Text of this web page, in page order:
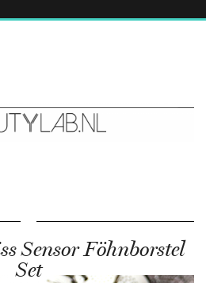
Sensor Föhnborstel
Set